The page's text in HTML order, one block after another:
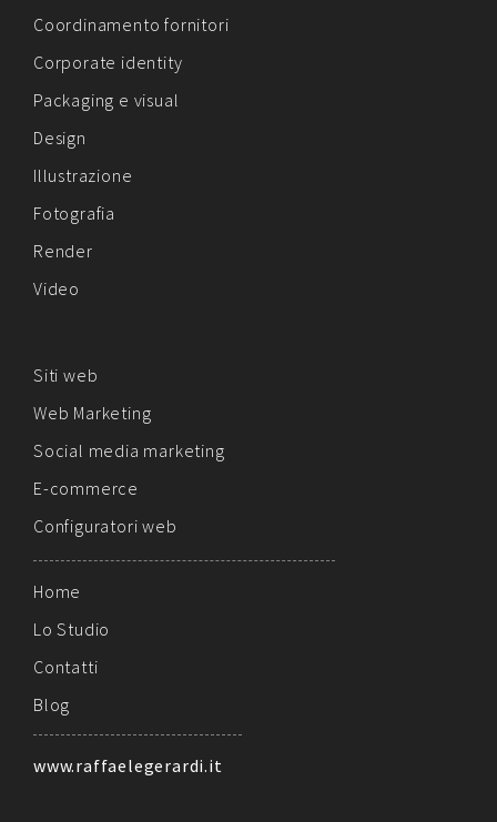
Coordinamento fornitori
Corporate identity
Packaging e visual
Design
Illustrazione
Fotografia
Render
Video
Siti web
Web Marketing
Social media marketing
E-commerce
Configuratori web
Home
Lo Studio
Contatti
Blog
www.raffaelegerardi.it